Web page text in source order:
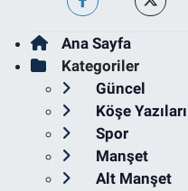
Ana Sayfa
Kategoriler
Güncel
Köşe Yazıları
Spor
Manşet
Alt Manşet